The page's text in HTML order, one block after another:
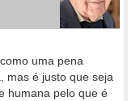
uma pena
mas é justo que seja
humana pelo que é